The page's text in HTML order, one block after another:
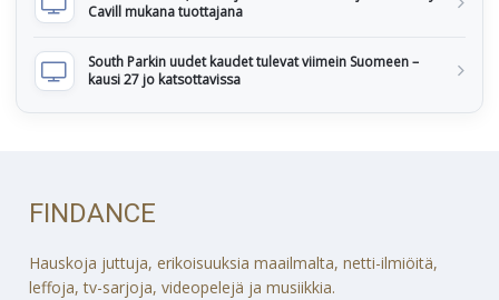
Cavill mukana tuottajana
South Parkin uudet kaudet tulevat viimein Suomeen –
kausi 27 jo katsottavissa
FINDANCE
Hauskoja juttuja, erikoisuuksia maailmalta, netti-ilmiöitä,
leffoja, tv-sarjoja, videopelejä ja musiikkia.